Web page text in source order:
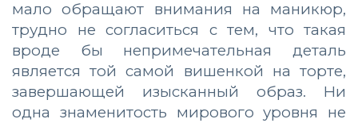
мало обращают внимания на маникюр,
трудно не согласиться с тем, что такая
вроде бы непримечательная деталь
является той самой вишенкой на торте,
завершающей изысканный образ. Ни
одна знаменитость мирового уровня не